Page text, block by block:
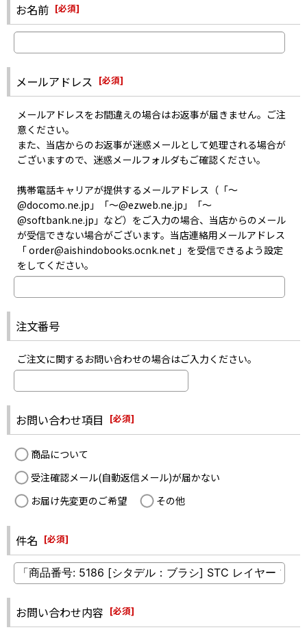
し訳ございませんが、商品入荷まで今しばらくお待ちください。
金額などの詳しい情報をお教えください。
お取り寄せはメーカーの在庫状況次第となるため、お問い合わせを
いただいても、正確な商品入荷日はお答えできない場合がございま
す。
また、メーカーにて生産が終了した商品のお取り寄せは出来ませ
ん。
あらかじめご了承ください。
合、受信拒否やフィルターなどの設定により、当店からのメールが
届いていない可能性がございます。
・迷惑メールフォルダに入っていないか
・指定以外受信拒否やパソコンメール拒否などの設定をしていない
か
・記入した自分のメールアドレスは間違っていなかったか
などをご確認のうえお問い合わせください。
お名前 [必須]
メールアドレス [必須]
メールアドレスをお間違えの場合はお返事が届きません。ご注
意ください。
また、当店からのお返事が迷惑メールとして処理される場合が
ございますので、迷惑メールフォルダもご確認ください。
携帯電話キャリアが提供するメールアドレス（「〜
@docomo.ne.jp」「〜@ezweb.ne.jp」「〜
@softbank.ne.jp」など）をご入力の場合、当店からのメール
が受信できない場合がございます。当店連絡用メールアドレス
「 order@aishindobooks.ocnk.net 」を受信できるよう設定
をしてください。
注文番号
ご注文に関するお問い合わせの場合はご入力ください。
お問い合わせ項目 [必須]
商品について
受注確認メール(自動返信メール)が届かない
お届け先変更のご希望
その他
件名 [必須]
お問い合わせ内容 [必須]